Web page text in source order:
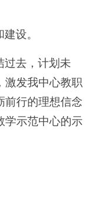
设。
过去，计划未
激发我中心教职
前行的理想信念
学示范中心的示